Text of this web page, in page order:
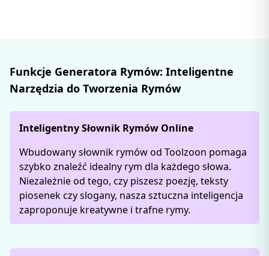
Funkcje Generatora Rymów: Inteligentne
Narzędzia do Tworzenia Rymów
Inteligentny Słownik Rymów Online
Wbudowany słownik rymów od Toolzoon pomaga
szybko znaleźć idealny rym dla każdego słowa.
Niezależnie od tego, czy piszesz poezję, teksty
piosenek czy slogany, nasza sztuczna inteligencja
zaproponuje kreatywne i trafne rymy.